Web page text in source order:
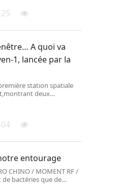
A quoi va
1, lancée par la
station spatiale
deux
entourage
CHINO / MOMENT RF /
de bactéries que de